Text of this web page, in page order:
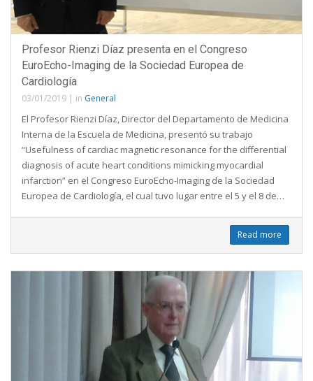
Profesor Rienzi Díaz presenta en el Congreso
EuroEcho-Imaging de la Sociedad Europea de
Cardiología
03/01/2019 | in General
El Profesor Rienzi Díaz, Director del Departamento de Medicina
Interna de la Escuela de Medicina, presentó su trabajo
“Usefulness of cardiac magnetic resonance for the differential
diagnosis of acute heart conditions mimicking myocardial
infarction” en el Congreso EuroEcho-Imaging de la Sociedad
Europea de Cardiología, el cual tuvo lugar entre el 5 y el 8 de…
Read more